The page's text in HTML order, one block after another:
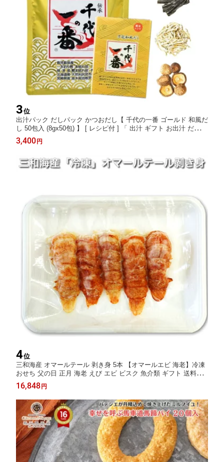
3位
出汁パック だしパック かつおだし【 千代の一番 ゴールド 和風だ
し 50包入 (8gx50包) 】 [ レシピ付 ] 「 出汁 ギフト お出汁 だしの
素 パック 粉末 粉末だし かつお 国産 化学保存着色甘未料 だし 無
添加 飲むだし ねこぶだし ダシ 」
3,400円
4位
三和海産 オマールテール 剥き身 5本 【オマールエビ 海老】冷凍
おせち 父の日 正月 海老 えび エビ ビスク 魚介類 ギフト 送料無
料 オマール海老 テルミドール グリル お中元 お中元 三和海産 魚
介類
16,848円